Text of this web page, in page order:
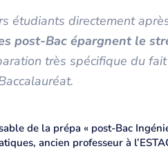
étudiants directement
post-Bac épargnent le
très spécifique du
de la prépa « post-Bac
ancien professeur à